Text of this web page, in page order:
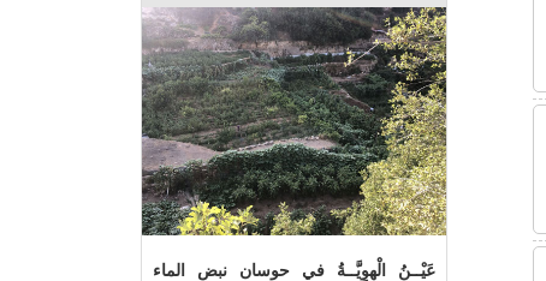
عَيْــنُ الْهوِيَّــةُ في حوسان نبض الماء